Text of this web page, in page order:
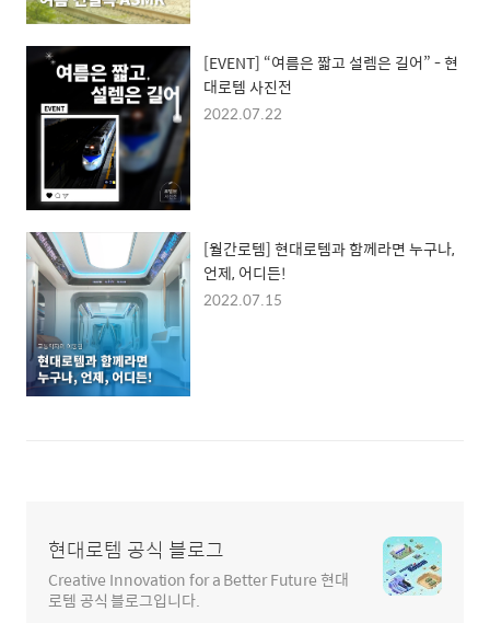
[EVENT] “여름은 짧고 설렘은 길어” - 현
대로템 사진전
2022.07.22
[월간로템] 현대로템과 함께라면 누구나,
언제, 어디든!
2022.07.15
현대로템 공식 블로그
Creative Innovation for a Better Future 현대
로템 공식 블로그입니다.